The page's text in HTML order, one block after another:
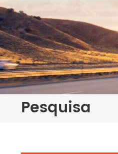
Pesquisa